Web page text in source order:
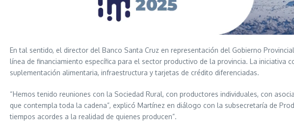
En tal sentido, el director del Banco Santa Cruz en representación del Gobierno
línea de financiamiento específica para el sector productivo de la provincia. La
suplementación alimentaria, infraestructura y tarjetas de crédito diferenciadas.
“Hemos tenido reuniones con la Sociedad Rural, con productores individuales, con
que contempla toda la cadena”, explicó Martínez en diálogo con la subsecretaría de
tiempos acordes a la realidad de quienes producen”.